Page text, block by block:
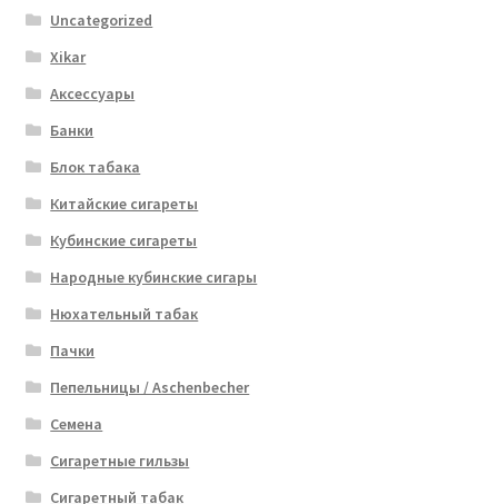
Uncategorized
Xikar
Аксессуары
Банки
Блок табака
Китайские сигареты
Кубинские сигареты
Народные кубинские сигары
Нюхательный табак
Пачки
Пепельницы / Aschenbecher
Семена
Сигаретные гильзы
Сигаретный табак